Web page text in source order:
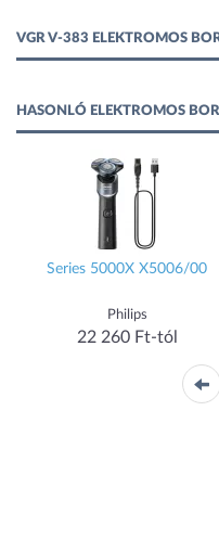
VGR V-383 ELEKTROMOS
HASONLÓ ELEKTROMOS
Series 5000X X5006/00
Philips
22 260 Ft-tól